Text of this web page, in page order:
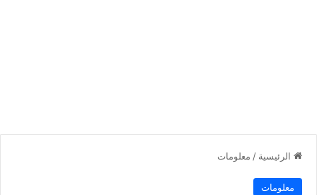
الرئيسية / معلومات
معلومات